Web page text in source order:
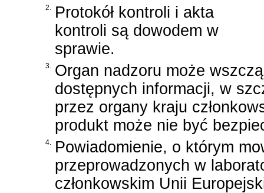
2.
Protokół kontroli i akta
kontroli są dowodem w
sprawie.
3.
Organ nadzoru może
dostępnych informacji, w
przez organy kraju
produkt może nie być
4.
Powiadomienie, o którym
przeprowadzonych w
członkowskim Unii